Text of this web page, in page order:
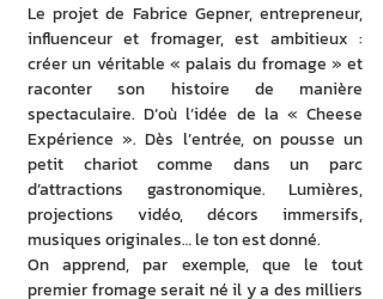
Le projet de Fabrice Gepner, entrepreneur,
influenceur et fromager, est ambitieux :
créer un véritable « palais du fromage » et
raconter son histoire de manière
spectaculaire. D’où l’idée de la « Cheese
Expérience ». Dès l’entrée, on pousse un
petit chariot comme dans un parc
d’attractions gastronomique. Lumières,
projections vidéo, décors immersifs,
musiques originales… le ton est donné.
On apprend, par exemple, que le tout
premier fromage serait né il y a des milliers